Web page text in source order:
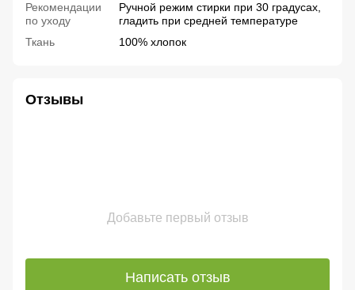
Рекомендации
по уходу
Ручной режим стирки при 30 градусах,
гладить при средней температуре
Ткань
100% хлопок
Отзывы
Добавьте первый отзыв
Написать отзыв